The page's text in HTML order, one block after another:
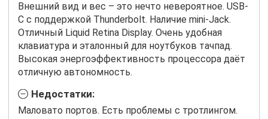
Внешний вид и вес – это нечто невероятное. USB-
C с поддержкой Thunderbolt. Наличие mini-Jack.
Отличный Liquid Retina Display. Очень удобная
клавиатура и эталонный для ноутбуков тачпад.
Высокая энергоэффективность процессора даёт
отличную автономность.
Недостатки:
Маловато портов. Есть проблемы с тротлингом.